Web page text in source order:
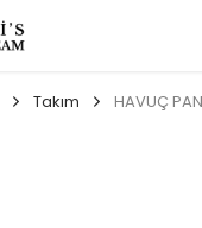
Takım HAVUÇ